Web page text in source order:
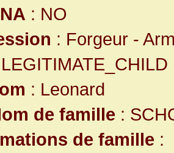
: NO
: Forgeur -
: Leonard
de famille :
de famille :